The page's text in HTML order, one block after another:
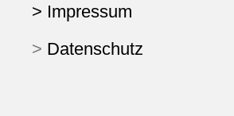
> Impressum
> Datenschutz